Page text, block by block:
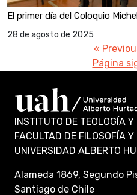
El primer día del Coloquio
28 de agosto de 2025
«
Página
INSTITUTO DE TEOLOGÍA Y
FACULTAD DE FILOSOFÍA
UNIVERSIDAD ALBERTO
Alameda 1869, Segundo
Santiago de Chile